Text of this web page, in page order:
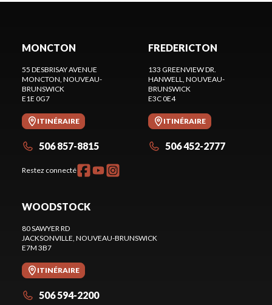
MONCTON
55 DESBRISAY AVENUE
MONCTON , NOUVEAU-
BRUNSWICK
E1E 0G7
ITINÉRAIRE
506 857-8815
Restez connecté
FREDERICTON
133 GREENVIEW DR.
HANWELL , NOUVEAU-
BRUNSWICK
E3C 0E4
ITINÉRAIRE
506 452-2777
WOODSTOCK
80 SAWYER RD
JACKSONVILLE , NOUVEAU-BRUNSWICK
E7M 3B7
ITINÉRAIRE
506 594-2200